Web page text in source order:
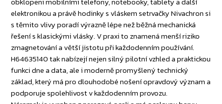
elektronikou a právě hodinky s vláskem setrvačky Nivachron si
s těmito vlivy poradí výrazně lépe než běžná mechanická
řešení s klasickými vlásky. V praxi to znamená menší riziko
zmagnetování a větší jistotu při každodenním používání.
H64635140 tak nabízejí nejen silný pilotní vzhled a praktickou
funkci dne a data, ale i moderně promyšlený technický
základ, který má pro dlouhodobé nošení opravdový význam a
podporuje spolehlivost v každodenním provozu.